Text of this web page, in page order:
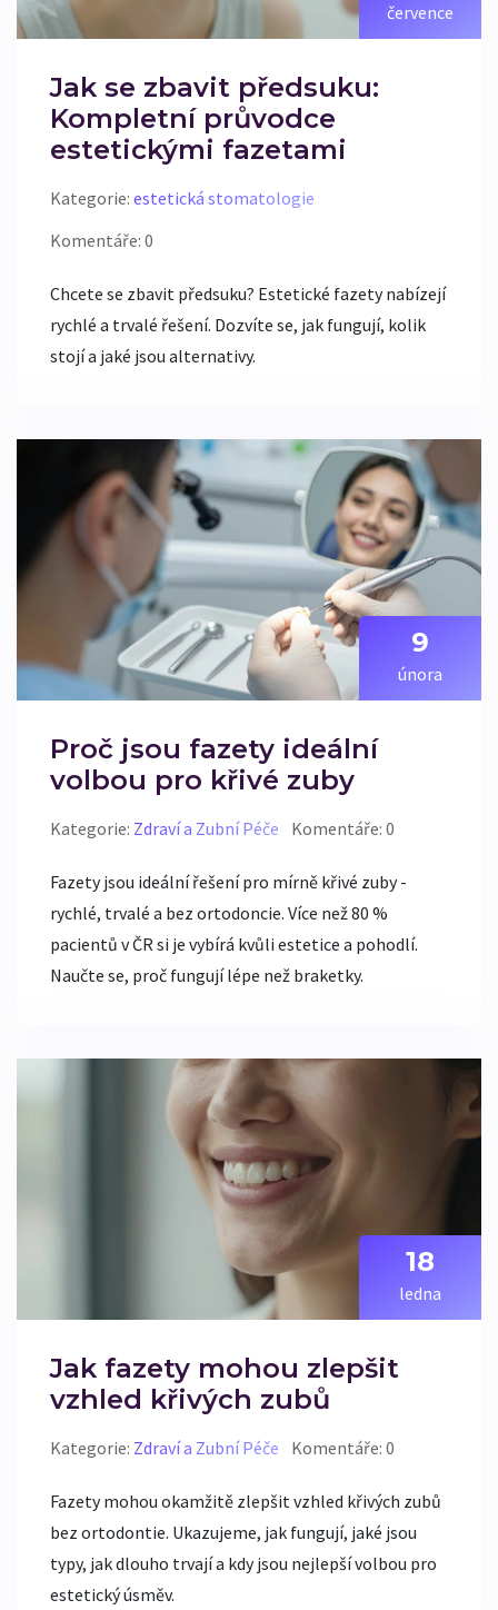
července
Jak se zbavit předsuku:
Kompletní průvodce
estetickými fazetami
Kategorie: estetická stomatologie
Komentáře: 0
Chcete se zbavit předsuku? Estetické fazety nabízejí
rychlé a trvalé řešení. Dozvíte se, jak fungují, kolik
stojí a jaké jsou alternativy.
9
února
Proč jsou fazety ideální
volbou pro křivé zuby
Kategorie: Zdraví a Zubní Péče Komentáře: 0
Fazety jsou ideální řešení pro mírně křivé zuby -
rychlé, trvalé a bez ortodoncie. Více než 80 %
pacientů v ČR si je vybírá kvůli estetice a pohodlí.
Naučte se, proč fungují lépe než braketky.
18
ledna
Jak fazety mohou zlepšit
vzhled křivých zubů
Kategorie: Zdraví a Zubní Péče Komentáře: 0
Fazety mohou okamžitě zlepšit vzhled křivých zubů
bez ortodontie. Ukazujeme, jak fungují, jaké jsou
typy, jak dlouho trvají a kdy jsou nejlepší volbou pro
estetický úsměv.